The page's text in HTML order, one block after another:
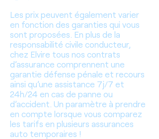
Les prix peuvent également varier
en fonction des garanties qui vous
sont proposées. En plus de la
responsabilité civile conducteur,
chez Elvire tous nos contrats
d’assurance comprennent une
garantie défense pénale et recours
ainsi qu’une assistance 7j/7 et
24h/24 en cas de panne ou
d’accident. Un paramètre à prendre
en compte lorsque vous comparez
les tarifs en plusieurs assurances
auto temporaires !